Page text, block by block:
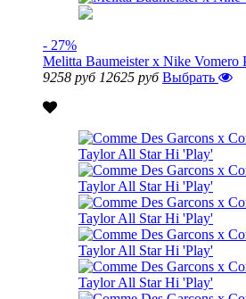
- 27%
Melitta Baumeister x Nike Vomero
9258 руб 12625 руб Выбрать